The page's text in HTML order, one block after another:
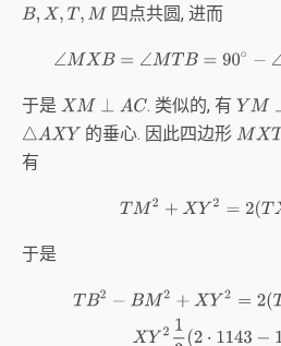
B,X ,T,M 四点共圆, 进而
∠M XB=∠ MT B= 90∘ −∠
于是 XM⊥ AC . 类似的, 有YM⊥
△AXY 的垂心. 因此四边形MXTY
有
TM 2+XY 2=2(TX2
于是
2−BM 2+X Y2=2( TX 2+TY2 )⟹XY